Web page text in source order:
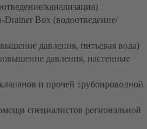
канализация)
Drainer Box (водоотведение/
давления, питьевая вода)
давления, настенные
и прочей трубопроводной
специалистов региональной